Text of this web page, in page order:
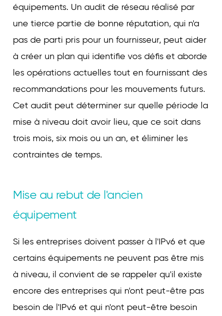
équipements. Un audit de réseau réalisé par
une tierce partie de bonne réputation, qui n'a
pas de parti pris pour un fournisseur, peut aider
à créer un plan qui identifie vos défis et aborde
les opérations actuelles tout en fournissant des
recommandations pour les mouvements futurs.
Cet audit peut déterminer sur quelle période la
mise à niveau doit avoir lieu, que ce soit dans
trois mois, six mois ou un an, et éliminer les
contraintes de temps.
Mise au rebut de l'ancien
équipement
Si les entreprises doivent passer à l'IPv6 et que
certains équipements ne peuvent pas être mis
à niveau, il convient de se rappeler qu'il existe
encore des entreprises qui n'ont peut-être pas
besoin de l'IPv6 et qui n'ont peut-être besoin